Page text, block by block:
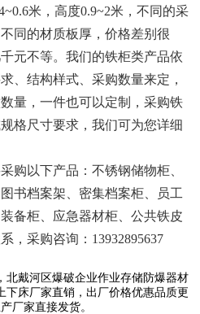
米，高度0.9~2米，不同的采
同的材质板厚，价格差别很
元不等。我们的铁柜类产品依
、结构样式、采购数量来定，
量，一件也可以定制，采购铁
格尺寸要求，我们可为您详细
以下产品：不锈钢储物柜、
书档案架、密集档案柜、员工
备柜、应急器材柜、公共铁皮
，采购咨询：13932895637
北戴河区爆破企业作业存储防爆器材
下床厂家直销，出厂价格优惠品质更
厂家直接发货。